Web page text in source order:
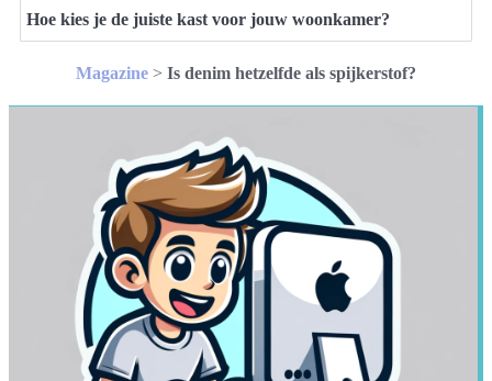
Hoe kies je de juiste kast voor jouw woonkamer?
Magazine > Is denim hetzelfde als spijkerstof?